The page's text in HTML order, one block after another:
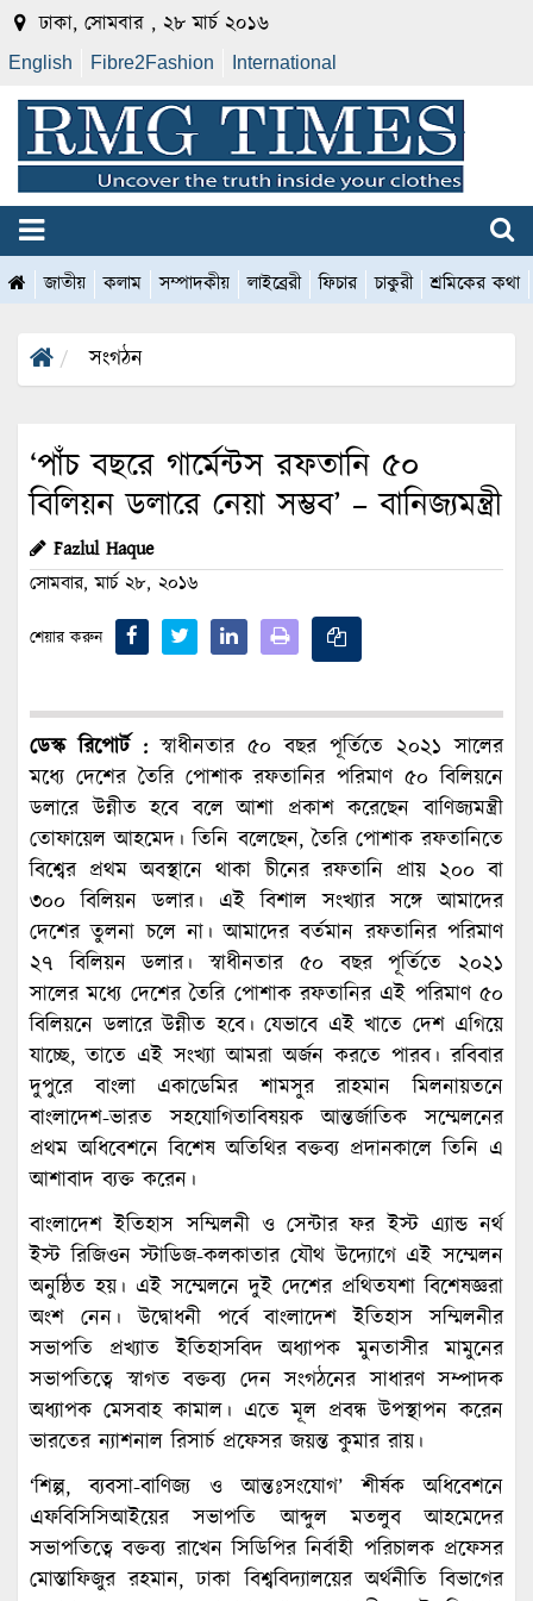
ঢাকা, সোমবার , ২৮ মার্চ ২০১৬
English Fibre2Fashion International
জাতীয় কলাম সম্পাদকীয় লাইব্রেরী ফিচার চাকুরী শ্রমিকের কথা
সংগঠন
‘পাঁচ বছরে গার্মেন্টস রফতানি ৫০
বিলিয়ন ডলারে নেয়া সম্ভব’ – বানিজ্যমন্ত্রী
Fazlul Haque
সোমবার, মার্চ ২৮, ২০১৬
শেয়ার করুন
ডেস্ক রিপোর্ট : স্বাধীনতার ৫০ বছর পূর্তিতে ২০২১ সালের
মধ্যে দেশের তৈরি পোশাক রফতানির পরিমাণ ৫০ বিলিয়নে
ডলারে উন্নীত হবে বলে আশা প্রকাশ করেছেন বাণিজ্যমন্ত্রী
তোফায়েল আহমেদ। তিনি বলেছেন, তৈরি পোশাক রফতানিতে
বিশ্বের প্রথম অবস্থানে থাকা চীনের রফতানি প্রায় ২০০ বা
৩০০ বিলিয়ন ডলার। এই বিশাল সংখ্যার সঙ্গে আমাদের
দেশের তুলনা চলে না। আমাদের বর্তমান রফতানির পরিমাণ
২৭ বিলিয়ন ডলার। স্বাধীনতার ৫০ বছর পূর্তিতে ২০২১
সালের মধ্যে দেশের তৈরি পোশাক রফতানির এই পরিমাণ ৫০
বিলিয়নে ডলারে উন্নীত হবে। যেভাবে এই খাতে দেশ এগিয়ে
যাচ্ছে, তাতে এই সংখ্যা আমরা অর্জন করতে পারব। রবিবার
দুপুরে বাংলা একাডেমির শামসুর রাহমান মিলনায়তনে
বাংলাদেশ-ভারত সহযোগিতাবিষয়ক আন্তর্জাতিক সম্মেলনের
প্রথম অধিবেশনে বিশেষ অতিথির বক্তব্য প্রদানকালে তিনি এ
আশাবাদ ব্যক্ত করেন।
বাংলাদেশ ইতিহাস সম্মিলনী ও সেন্টার ফর ইস্ট এ্যান্ড নর্থ
ইস্ট রিজিওন স্টাডিজ-কলকাতার যৌথ উদ্যোগে এই সম্মেলন
অনুষ্ঠিত হয়। এই সম্মেলনে দুই দেশের প্রথিতযশা বিশেষজ্ঞরা
অংশ নেন। উদ্বোধনী পর্বে বাংলাদেশ ইতিহাস সম্মিলনীর
সভাপতি প্রখ্যাত ইতিহাসবিদ অধ্যাপক মুনতাসীর মামুনের
সভাপতিত্বে স্বাগত বক্তব্য দেন সংগঠনের সাধারণ সম্পাদক
অধ্যাপক মেসবাহ কামাল। এতে মূল প্রবন্ধ উপস্থাপন করেন
ভারতের ন্যাশনাল রিসার্চ প্রফেসর জয়ন্ত কুমার রায়।
‘শিল্প, ব্যবসা-বাণিজ্য ও আন্তঃসংযোগ’ শীর্ষক অধিবেশনে
এফবিসিসিআইয়ের সভাপতি আব্দুল মতলুব আহমেদের
সভাপতিত্বে বক্তব্য রাখেন সিডিপির নির্বাহী পরিচালক প্রফেসর
মোস্তাফিজুর রহমান, ঢাকা বিশ্ববিদ্যালয়ের অর্থনীতি বিভাগের